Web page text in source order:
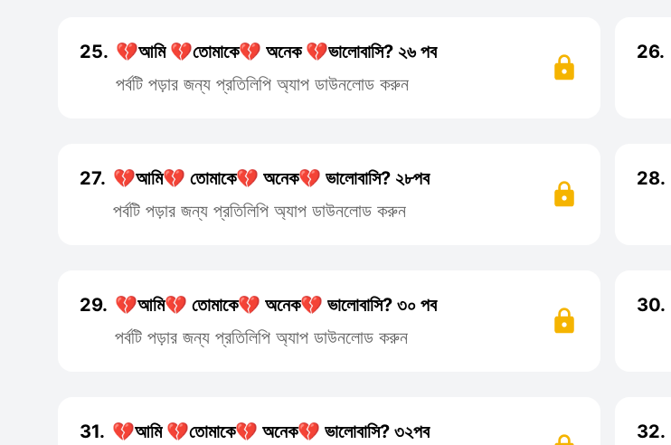
25. 💔আমি 💔তোমাকে💔 অনেক 💔ভালোবাসি? ২৬ পব
পর্বটি পড়ার জন্য প্রতিলিপি অ্যাপ ডাউনলোড করুন
26.
27. 💔আমি💔 তোমাকে💔 অনেক💔 ভালোবাসি? ২৮পব
পর্বটি পড়ার জন্য প্রতিলিপি অ্যাপ ডাউনলোড করুন
28.
29. 💔আমি💔 তোমাকে💔 অনেক💔 ভালোবাসি? ৩০ পব
পর্বটি পড়ার জন্য প্রতিলিপি অ্যাপ ডাউনলোড করুন
30.
31. 💔আমি 💔তোমাকে💔 অনেক💔 ভালোবাসি? ৩২পব
32.